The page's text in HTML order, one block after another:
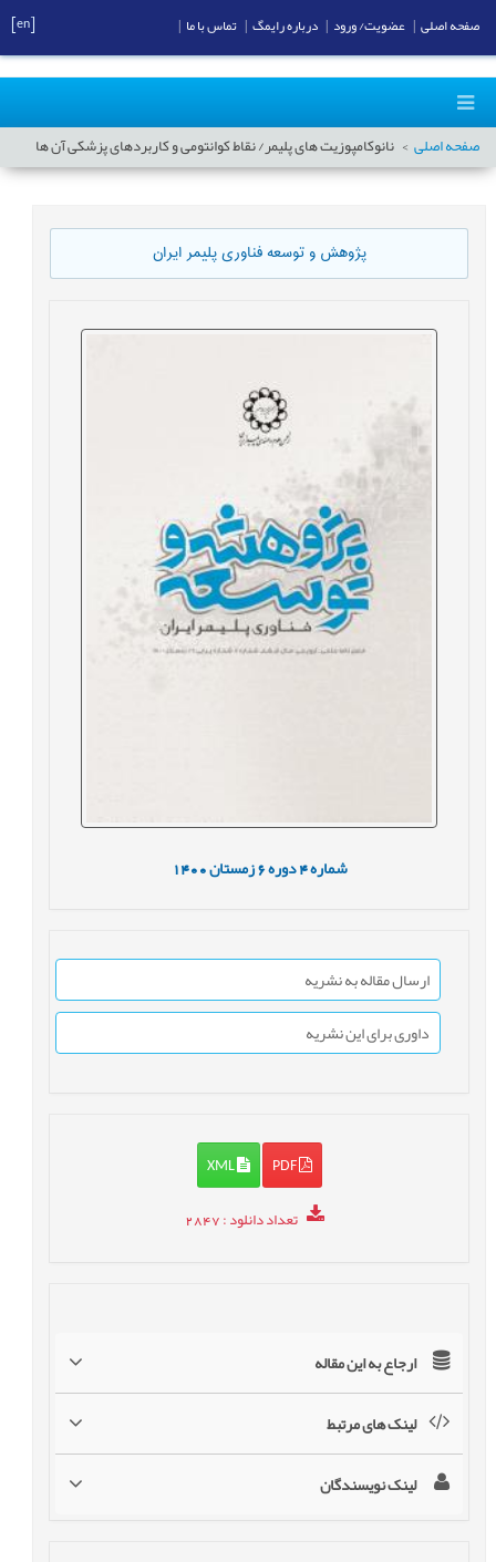
صفحه اصلی نانوکامپوزیت های پلیمر/ نقاط کوانتومی و کاربردهای پزشکی آن ها
پژوهش و توسعه فناوری پلیمر ایران
شماره4 دوره6 زمستان1400
ارسال مقاله به نشریه
داوری برای این نشریه
PDF
XML
تعداد دانلود: 2847
ارجاع به این مقاله
لینک های مرتبط
لینک نویسندگان
صفحه اصلی عضویت/ ورود درباره رایمگ تماس با ما